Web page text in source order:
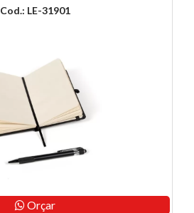
Cod.: LE-31901
Orçar